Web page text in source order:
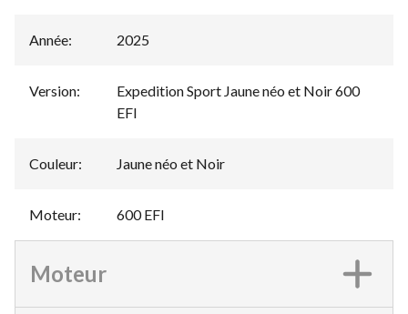
Année: 2025
Version:
Expedition Sport Jaune néo et Noir 600
EFI
Couleur: Jaune néo et Noir
Moteur: 600 EFI
Moteur